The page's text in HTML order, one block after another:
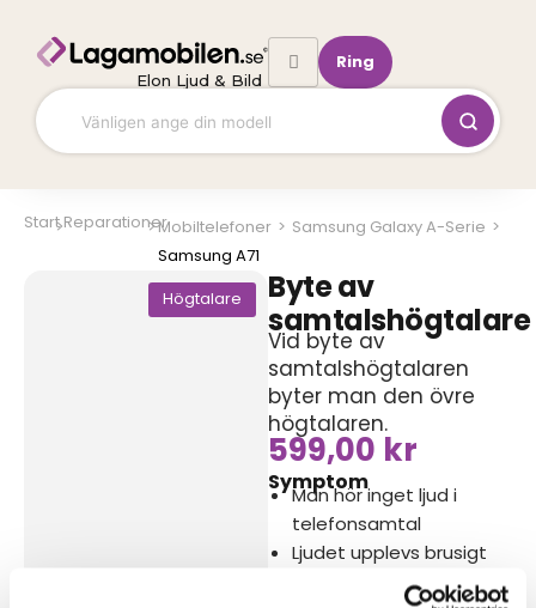
innehåll
Elon Ljud & Bild
Ring
Start ReparationerMobiltelefoner > Samsung Galaxy A-Serie >
Samsung A71
Högtalare
Byte av
samtalshögtalare
Vid byte av
samtalshögtalaren
byter man den övre
högtalaren.
599,00 kr
Symptom
Man hör inget ljud i
telefonsamtal
Ljudet upplevs brusigt